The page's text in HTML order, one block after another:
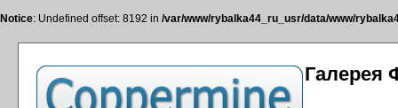
Notice: Undefined offset: 8192 in /var/www/rybalka44_ru_usr/data/www/
Галерея